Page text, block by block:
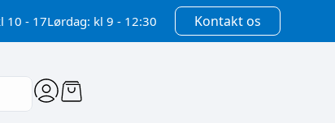
10 - 17Lørdag: kl 9 - 12:30 Kontakt os